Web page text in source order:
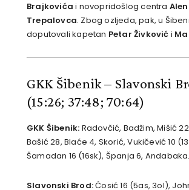
Brajkovića i novopridošlog centra
Trepalovca. Zbog ozljeda, pak, u
doputovali kapetan Petar Živković i
GKK Šibenik – Slavonski
(15:26; 37:48; 70:64)
GKK Šibenik: Radovčić, Badžim, Mišić
Bašić 28, Blaće 4, Skorić, Vukičević 10
Šamadan 16 (16sk), Španja 6, Andabaka.
Slavonski Brod:Ćosić 16 (5as, 3ol),